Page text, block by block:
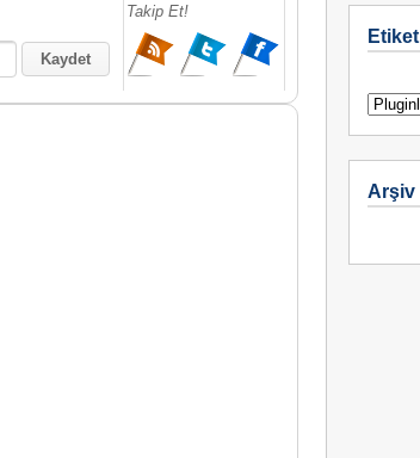
Takip Et!
Arşiv